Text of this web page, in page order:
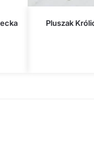
Pluszak